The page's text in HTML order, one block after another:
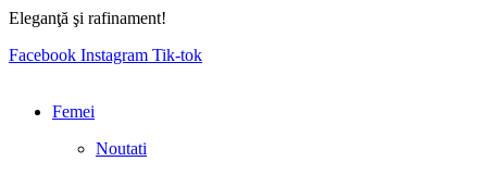
Eleganţă şi rafinament!
Facebook Instagram Tik-tok
Femei
Noutati